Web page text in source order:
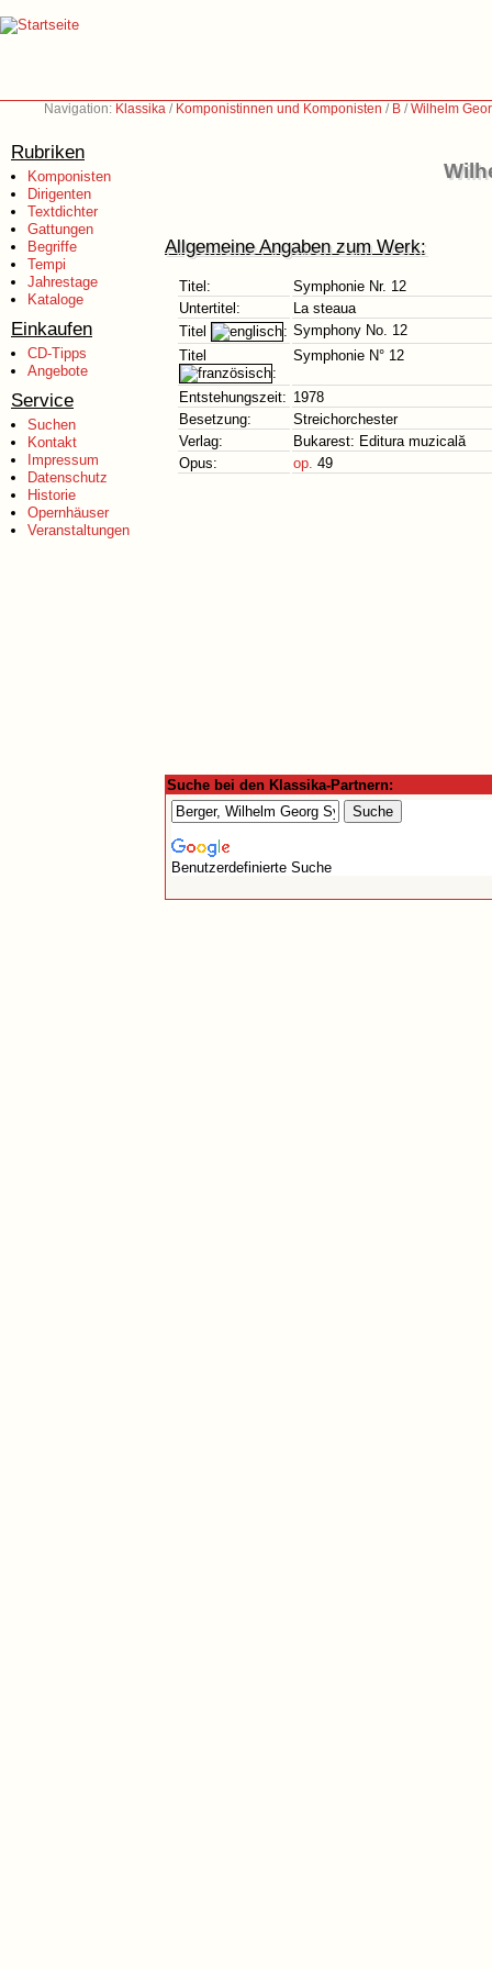
Navigation: Klassika / Komponistinnen und Komponisten / B /Wilhelm
Rubriken
Komponisten
Dirigenten
Textdichter
Gattungen
Begriffe
Tempi
Jahrestage
Kataloge
Einkaufen
CD-Tipps
Angebote
Service
Suchen
Kontakt
Impressum
Datenschutz
Historie
Opernhäuser
Veranstaltungen
Allgemeine Angaben zum Werk:
Titel:
Symphonie Nr. 12
Untertitel:
La steaua
Titel
: Symphony No. 12
Titel
:
Symphonie N° 12
Entstehungszeit: 1978
Besetzung:
Streichorchester
Verlag:
Bukarest: Editura muzicală
Opus:
op. 49
Suche bei den Klassika-Partnern:
Benutzerdefinierte Suche